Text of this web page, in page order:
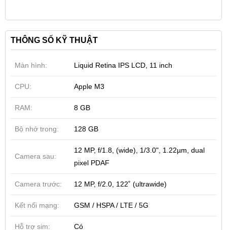
Thiết kế mỏng nhẹ luôn là điểm mạnh của dòng iPad
không ngoại lệ. Với độ dày khoảng 6mm và trọng
lượng dưới 450g, đây là một trong những chiếc tablet
dễ cầm nắm nhất trong phân khúc. Thiết bị được hoàn
thiện từ khung nhôm nguyên khối mang đến cảm giác
chắc chắn, cao cấp và đi kèm với các tùy chọn màu
sắc như Space Gray, Starlight, Purple và Blue.
THÔNG SỐ KỸ THUẬT
Màn hình: Liquid Retina IPS LCD, 11 inch
CPU: Apple M3
RAM: 8 GB
Bộ nhớ trong: 128 GB
Camera sau:
12 MP, f/1.8, (wide), 1/3.0", 1.22µm, dual
pixel PDAF
Camera trước: 12 MP, f/2.0, 122˚ (ultrawide)
Kết nối mạng: GSM / HSPA / LTE / 5G
Hỗ trợ sim: Có